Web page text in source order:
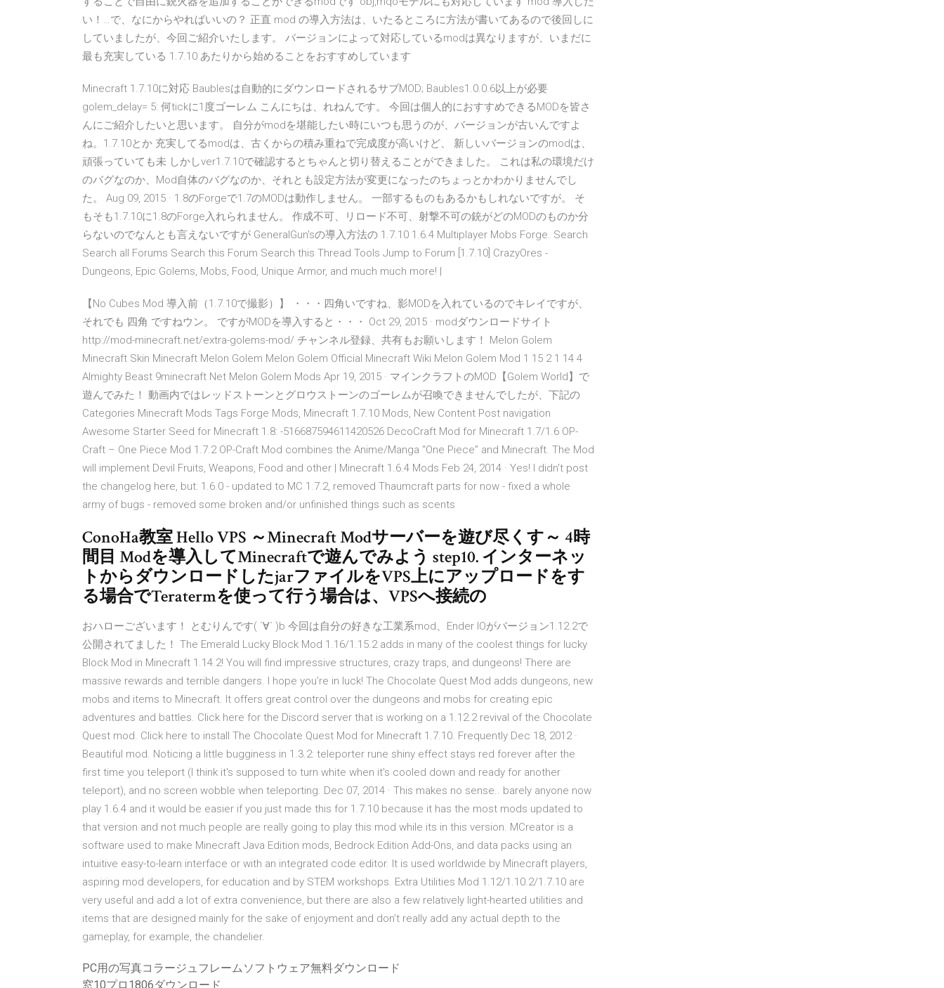
い！…で、なにからやればいいの？ 正直 mod の導入方法は、いたるところに方法が書いてあるので後回しに
していましたが、今回ご紹介いたします。 バージョンによって対応しているmodは異なりますが、いまだに
最も充実している 1.7.10 あたりから始めることをおすすめしています
Minecraft 1.7.10に対応 Baublesは自動的にダウンロードされるサブMOD; Baubles1.0.0.6以上が必要
golem_delay= 5: 何tickに1度ゴーレム こんにちは、れねんです。 今回は個人的におすすめできるMODを皆さ
んにご紹介したいと思います。 自分がmodを堪能したい時にいつも思うのが、バージョンが古いんですよ
ね。1.7.10とか 充実してるmodは、古くからの積み重ねで完成度が高いけど、 新しいバージョンのmodは、
頑張っていても未 しかしver1.7.10で確認するとちゃんと切り替えることができました。 これは私の環境だけ
のバグなのか、Mod自体のバグなのか、それとも設定方法が変更になったのちょっとかわかりませんでし
た。 Aug 09, 2015 · 1.8のForgeで1.7のMODは動作しません。 一部するものもあるかもしれないですが。 そ
もそも1.7.10に1.8のForge入れられません。 作成不可、リロード不可、射撃不可の銃がどのMODのものか分
らないのでなんとも言えないですが GeneralGun'sの導入方法の 1.7.10 1.6.4 Multiplayer Mobs Forge. Search
Search all Forums Search this Forum Search this Thread Tools Jump to Forum [1.7.10] CrazyOres -
Dungeons, Epic Golems, Mobs, Food, Unique Armor, and much much more! |
【No Cubes Mod 導入前（1.7.10で撮影）】 ・・・四角いですね、影MODを入れているのでキレイですが、
それでも 四角 ですねウン。 ですがMODを導入すると・・・ Oct 29, 2015 · modダウンロードサイト
http://mod-minecraft.net/extra-golems-mod/ チャンネル登録、共有もお願いします！ Melon Golem
Minecraft Skin Minecraft Melon Golem Melon Golem Official Minecraft Wiki Melon Golem Mod 1 15 2 1 14 4
Almighty Beast 9minecraft Net Melon Golem Mods Apr 19, 2015 · マインクラフトのMOD【Golem World】で
遊んでみた！ 動画内ではレッドストーンとグロウストーンのゴーレムが召喚できませんでしたが、下記の
Categories Minecraft Mods Tags Forge Mods, Minecraft 1.7.10 Mods, New Content Post navigation
Awesome Starter Seed for Minecraft 1.8: -516687594611420526 DecoCraft Mod for Minecraft 1.7/1.6 OP-
Craft – One Piece Mod 1.7.2 OP-Craft Mod combines the Anime/Manga “One Piece” and Minecraft. The Mod
will implement Devil Fruits, Weapons, Food and other | Minecraft 1.6.4 Mods Feb 24, 2014 · Yes! I didn't post
the changelog here, but: 1.6.0 - updated to MC 1.7.2, removed Thaumcraft parts for now - fixed a whole
army of bugs - removed some broken and/or unfinished things such as scents
ConoHa教室 Hello VPS ～Minecraft Modサーバーを遊び尽くす～ 4時
間目 Modを導入してMinecraftで遊んでみよう step10. インターネッ
トからダウンロードしたjarファイルをVPS上にアップロードをす
る場合でTeratermを使って行う場合は、VPSへ接続の
おハローございます！ とむりんです( ´∀` )b 今回は自分の好きな工業系mod、Ender IOがバージョン1.12.2で
公開されてました！ The Emerald Lucky Block Mod 1.16/1.15.2 adds in many of the coolest things for lucky
Block Mod in Minecraft 1.14.2! You will find impressive structures, crazy traps, and dungeons! There are
massive rewards and terrible dangers. I hope you’re in luck! The Chocolate Quest Mod adds dungeons, new
mobs and items to Minecraft. It offers great control over the dungeons and mobs for creating epic
adventures and battles. Click here for the Discord server that is working on a 1.12.2 revival of the Chocolate
Quest mod. Click here to install The Chocolate Quest Mod for Minecraft 1.7.10. Frequently Dec 18, 2012 ·
Beautiful mod. Noticing a little bugginess in 1.3.2: teleporter rune shiny effect stays red forever after the
first time you teleport (I think it's supposed to turn white when it's cooled down and ready for another
teleport), and no screen wobble when teleporting. Dec 07, 2014 · This makes no sense.. barely anyone now
play 1.6.4 and it would be easier if you just made this for 1.7.10 because it has the most mods updated to
that version and not much people are really going to play this mod while its in this version. MCreator is a
software used to make Minecraft Java Edition mods, Bedrock Edition Add-Ons, and data packs using an
intuitive easy-to-learn interface or with an integrated code editor. It is used worldwide by Minecraft players,
aspiring mod developers, for education and by STEM workshops. Extra Utilities Mod 1.12/1.10.2/1.7.10 are
very useful and add a lot of extra convenience, but there are also a few relatively light-hearted utilities and
items that are designed mainly for the sake of enjoyment and don’t really add any actual depth to the
gameplay, for example, the chandelier.
PC用の写真コラージュフレームソフトウェア無料ダウンロード
窓10プロ1806ダウンロード